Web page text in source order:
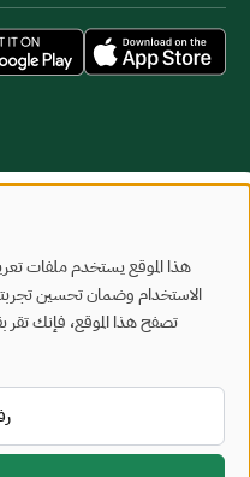
خريطة الموقعشروط الاستخدام
تم تطويره وصيانته بواسطة وزارة
آخر تحديث: 2026/08/07
هذا الموقع يستخدم ملفات
الاستخدام وضمان تحسين
تصفح هذا الموقع، فإنك تقر